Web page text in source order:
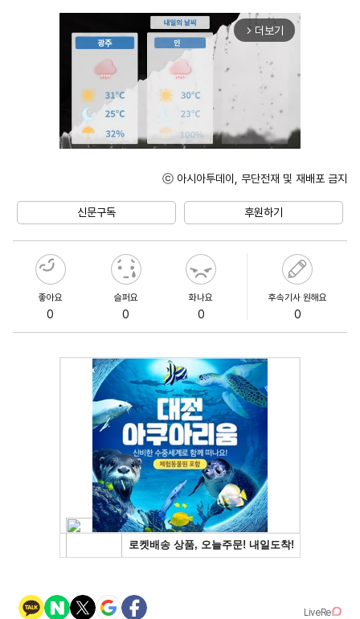
arrow_forward_ios 더보기
ⓒ 아시아투데이, 무단전재 및 재배포 금지
신문구독 후원하기
좋아요
0
슬퍼요
0
화나요
0
후속기사 원해요
0